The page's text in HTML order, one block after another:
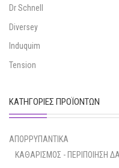
Dr Schnell
Diversey
Induquim
Tension
ΚΑΤΗΓΟΡΊΕΣ ΠΡΟΪΌΝΤΩΝ
ΑΠΟΡΡΥΠΑΝΤΙΚΑ
ΚΑΘΑΡΙΣΜΟΣ - ΠΕΡΙΠΟΙΗΣΗ